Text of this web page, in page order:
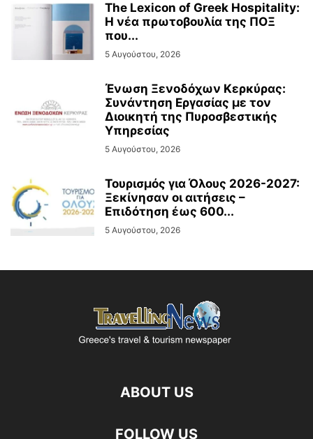
The Lexicon of Greek Hospitality:
Η νέα πρωτοβουλία της ΠΟΞ
που...
5 Αυγούστου, 2026
Ένωση Ξενοδόχων Κερκύρας:
Συνάντηση Εργασίας με τον
Διοικητή της Πυροσβεστικής
Υπηρεσίας
5 Αυγούστου, 2026
Τουρισμός για Όλους 2026-2027:
Ξεκίνησαν οι αιτήσεις –
Επιδότηση έως 600...
5 Αυγούστου, 2026
ABOUT US
FOLLOW US